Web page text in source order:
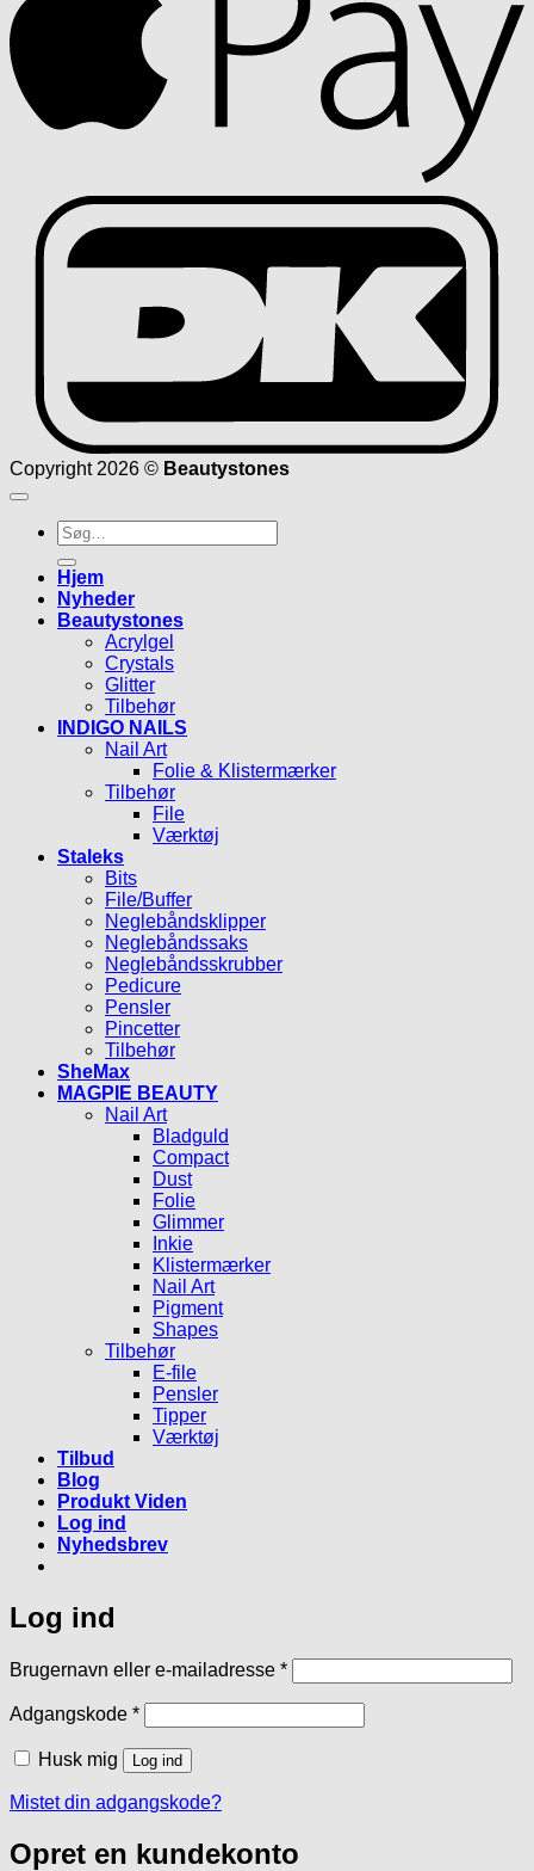
Copyright 2026 © Beautystones
Søg
efter:
Hjem
Nyheder
Beautystones
Acrylgel
Crystals
Glitter
Tilbehør
INDIGO NAILS
Nail Art
Folie & Klistermærker
Tilbehør
File
Værktøj
Staleks
Bits
File/Buffer
Neglebåndsklipper
Neglebåndssaks
Neglebåndsskrubber
Pedicure
Pensler
Pincetter
Tilbehør
SheMax
MAGPIE BEAUTY
Nail Art
Bladguld
Compact
Dust
Folie
Glimmer
Inkie
Klistermærker
Nail Art
Pigment
Shapes
Tilbehør
E-file
Pensler
Tipper
Værktøj
Tilbud
Blog
Produkt Viden
Log ind
Nyhedsbrev
Log ind
Brugernavn eller e-mailadresse *Påkrævet
Adgangskode *Påkrævet
Husk mig Log ind
Mistet din adgangskode?
Opret en kundekonto